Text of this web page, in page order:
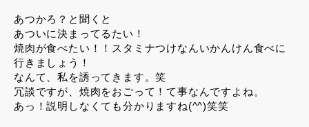
あつかろ？と聞くと
あついに決まってるたい！
焼肉が食べたい！！スタミナつけなんいかんけん食べに
行きましょう！
なんて、私を誘ってきます。笑
冗談ですが、焼肉をおごって！て事なんですよね。
あっ！説明しなくても分かりますね(^^)笑笑